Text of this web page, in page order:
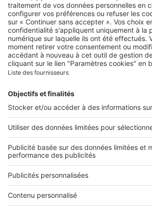
Qui sommes-nous ?
Contacter le service client
Nous rejoindre
Presse
Nos applications
Découvrez nos applications